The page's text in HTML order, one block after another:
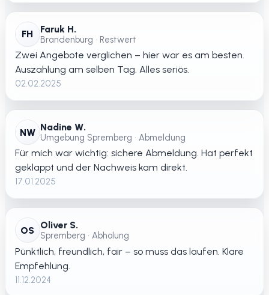
FH Faruk H.
Brandenburg • Restwert
Zwei Angebote verglichen – hier war es am besten.
Auszahlung am selben Tag. Alles seriös.
02.02.2025
NW Nadine W.
Umgebung Spremberg • Abmeldung
Für mich war wichtig: sichere Abmeldung. Hat perfekt
geklappt und der Nachweis kam direkt.
17.01.2025
OS Oliver S.
Spremberg • Abholung
Pünktlich, freundlich, fair – so muss das laufen. Klare
Empfehlung.
11.12.2024